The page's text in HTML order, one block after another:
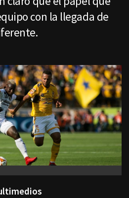
con la llegada de